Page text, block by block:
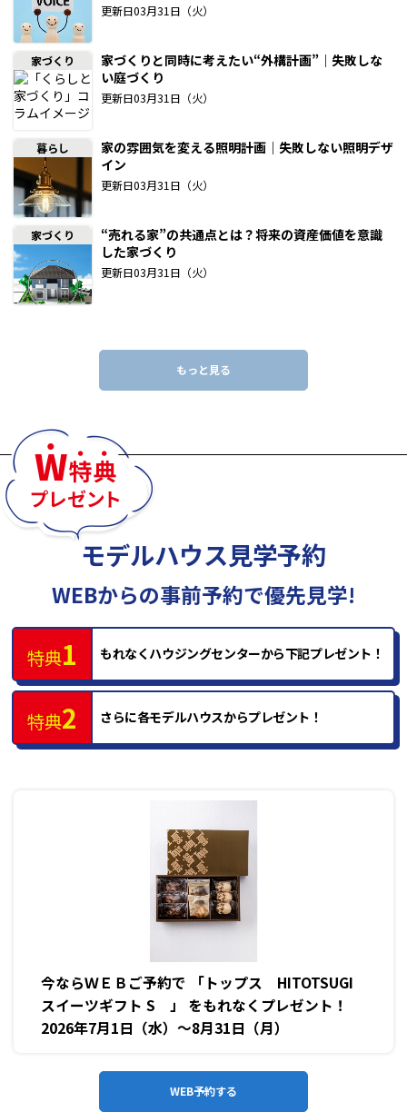
更新日03月31日（火）
家づくり
更新日03月31日（火）
家づくりと同時に考えたい“外構計画”｜失敗しな
い庭づくり
暮らし
更新日03月31日（火）
家の雰囲気を変える照明計画｜失敗しない照明デザ
イン
家づくり
更新日03月31日（火）
“売れる家”の共通点とは？将来の資産価値を意識
した家づくり
もっと見る
モデルハウス見学予約
WEBからの事前予約で優先見学!
特典1 もれなくハウジングセンターから下記プレゼント！
特典2 さらに各モデルハウスからプレゼント！
今ならＷＥＢご予約で 「トップス HITOTSUGI
スイーツギフト S 」 をもれなくプレゼント！
2026年7月1日（水）～8月31日（月）
WEB予約する